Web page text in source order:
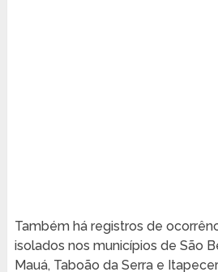
Também há registros de
isolados nos municípios de São
Mauá, Taboão da Serra e